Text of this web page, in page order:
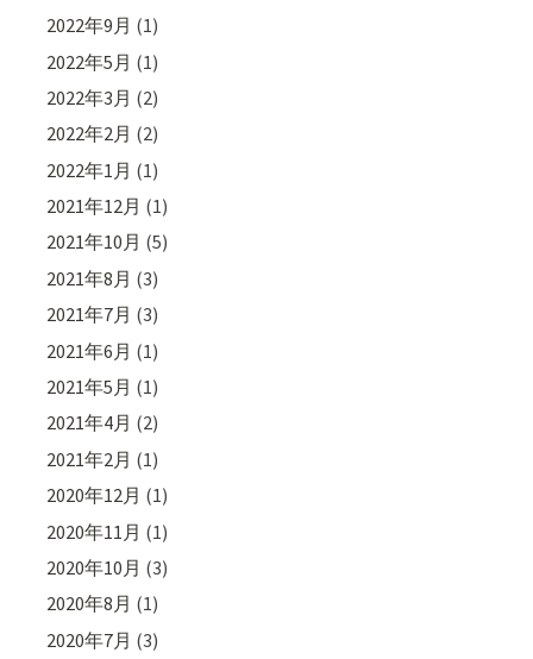
2022年9月 (1)
2022年5月 (1)
2022年3月 (2)
2022年2月 (2)
2022年1月 (1)
2021年12月 (1)
2021年10月 (5)
2021年8月 (3)
2021年7月 (3)
2021年6月 (1)
2021年5月 (1)
2021年4月 (2)
2021年2月 (1)
2020年12月 (1)
2020年11月 (1)
2020年10月 (3)
2020年8月 (1)
2020年7月 (3)